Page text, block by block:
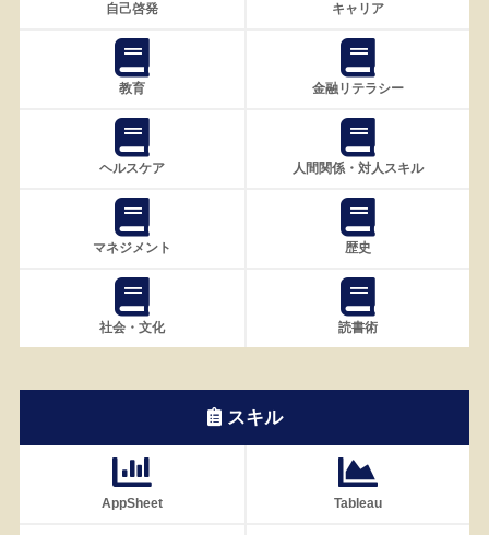
自己啓発 キャリア
教育 金融リテラシー
ヘルスケア 人間関係・対人スキル
マネジメント 歴史
社会・文化 読書術
スキル
AppSheet Tableau